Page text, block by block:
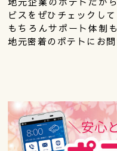
ビスをぜひチェックして
もちろんサポート体制
地元密着のポテトにお